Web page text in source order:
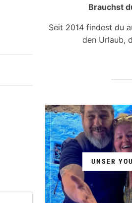
Brauchst
Seit 2014 findest du
den Urlaub,
UNSER